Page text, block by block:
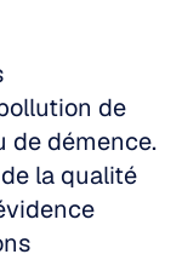
de
de démence.
la qualité